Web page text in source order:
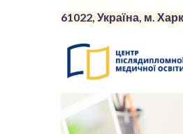
61022, Україна, м.